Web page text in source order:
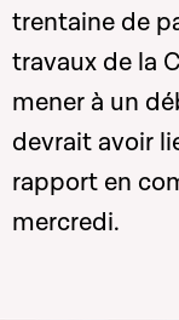
trentaine de
travaux de la
mener à un
devrait avoir
rapport en
mercredi.